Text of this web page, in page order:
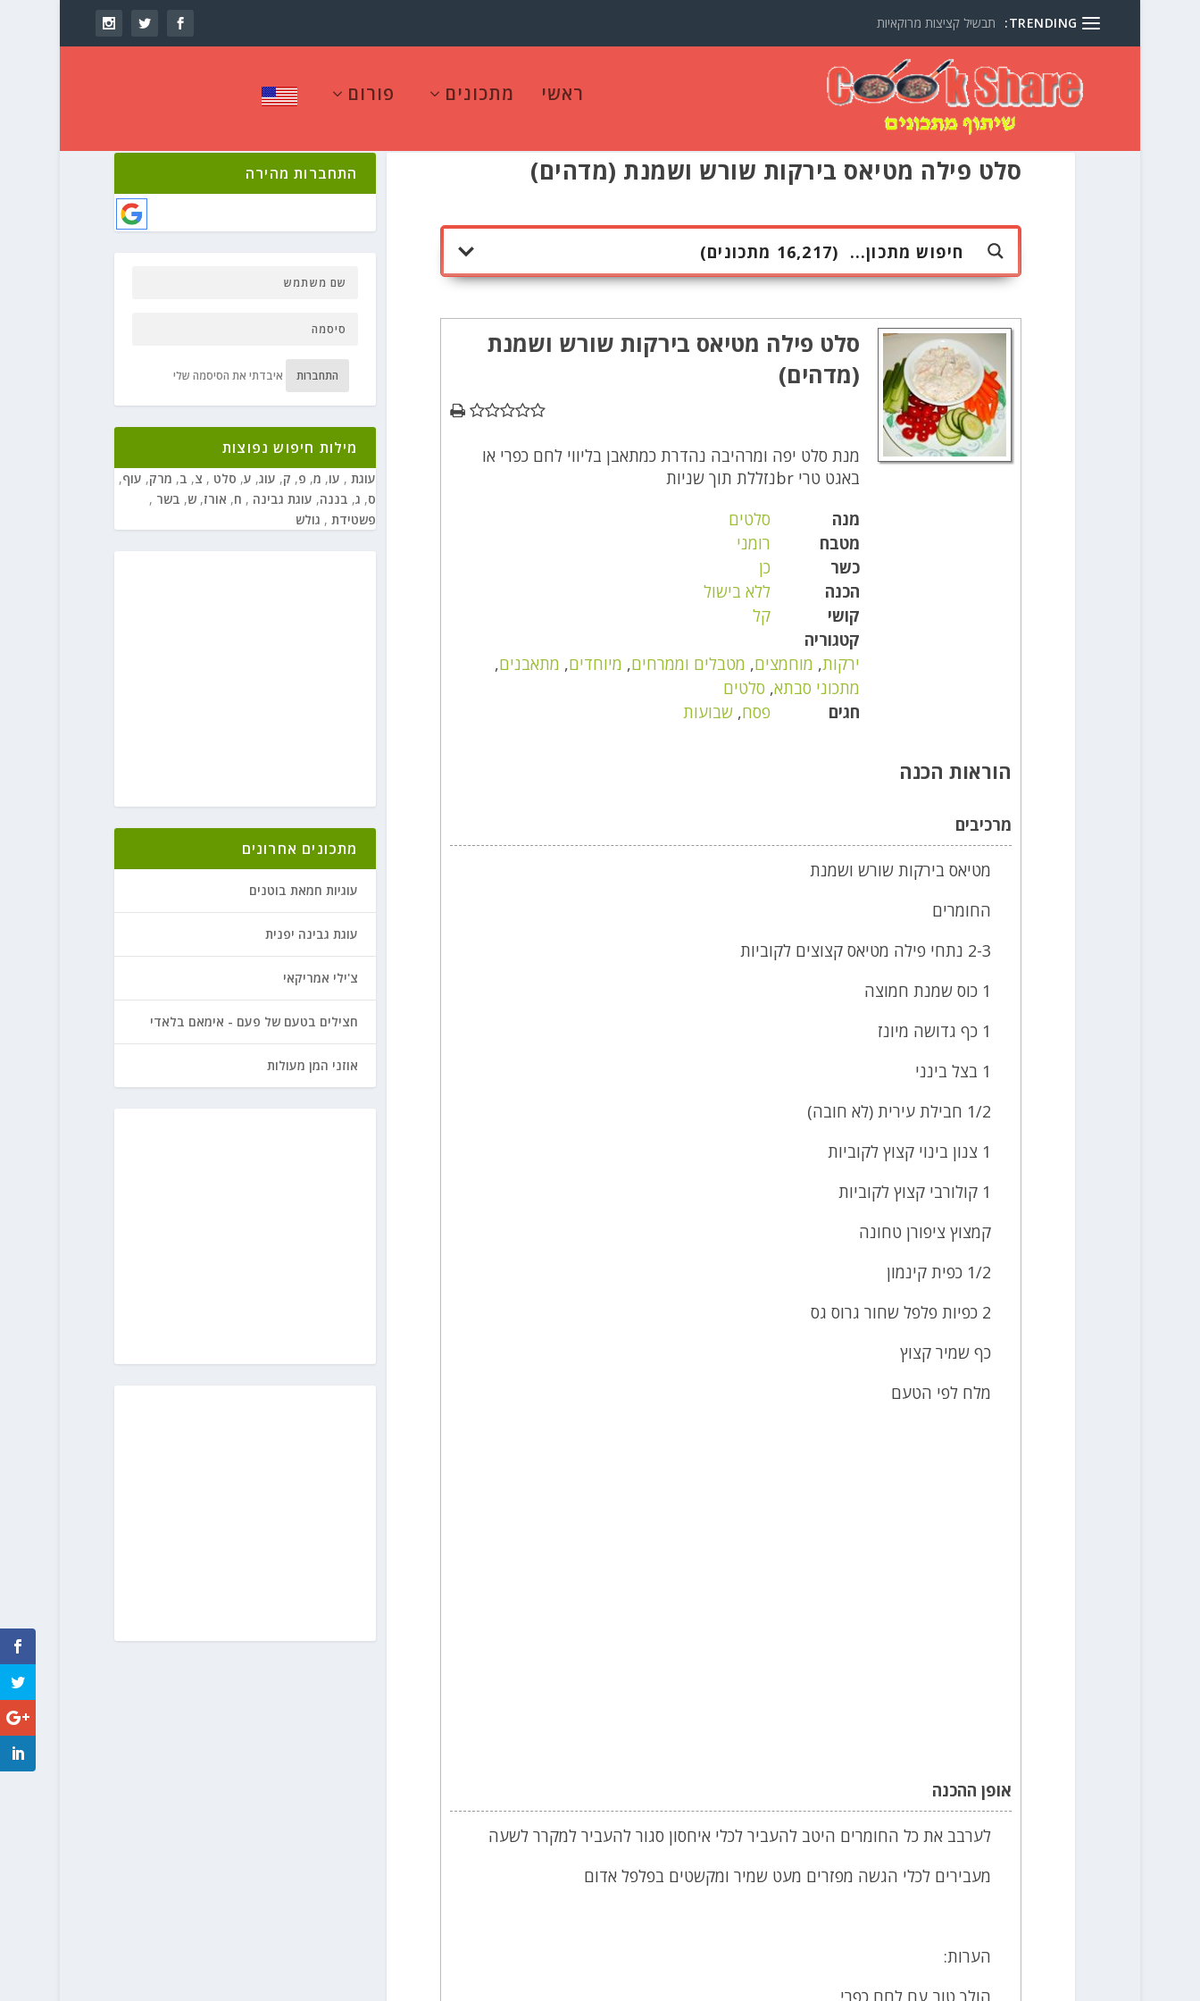
TRENDING: תבשיל קציצות מרוקאיות
ראשי מתכונים פורום
סלט פילה מטיאס בירקות שורש ושמנת (מדהים)
סלט פילה מטיאס בירקות שורש ושמנת
(מדהים)
מנת סלט יפה ומרהיבה נהדרת כמתאבן בליווי לחם כפרי או
באגט טרי brנזללת תוך שניות
מנה
סלטים
מטבח
רומני
כשר
כן
הכנה
ללא בישול
קושי
קל
קטגוריה
ירקות, מוחמצים, מטבלים וממרחים, מיוחדים, מתאבנים,
מתכוני סבתא, סלטים
חגים
פסח, שבועות
הוראות הכנה
מרכיבים
מטיאס בירקות שורש ושמנת
החומרים
2-3 נתחי פילה מטיאס קצוצים לקוביות
1 כוס שמנת חמוצה
1 כף גדושה מיונז
1 בצל בינני
1/2 חבילת עירית (לא חובה)
1 צנון בינוי קצוץ לקוביות
1 קולורבי קצוץ לקוביות
קמצוץ ציפורן טחונה
1/2 כפית קינמון
2 כפיות פלפל שחור גרוס גס
כף שמיר קצוץ
מלח לפי הטעם
אופן ההכנה
לערבב את כל החומרים היטב להעביר לכלי איחסון סגור להעביר למקרר לשעה
מעבירים לכלי הגשה מפזרים מעט שמיר ומקשטים בפלפל אדום
הערות:
הולך טוב עם לחם כפרי
התחברות מהירה
התחברות איבדתי את הסיסמה שלי
מילות חיפוש נפוצות
עוגת , עו, מ, פ, ק, עוג, ע, סלט , צ, ב, מרק, עוף,
ס, ג, בננה, עוגת גבינה , ח, אורז,ש, בשר ,
פשטידת , גולש
מתכונים אחרונים
עוגיות חמאת בוטנים
עוגת גבינה יפנית
צ'ילי אמריקאי
חצילים בטעם של פעם - אימאם בלאדי
אוזני המן מעולות